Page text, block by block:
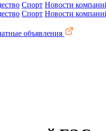
Спорт Новости
Спорт Новости
объявления